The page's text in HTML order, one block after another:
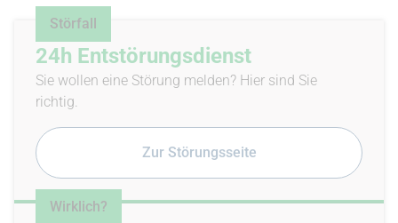
Störfall
24h Entstörungsdienst
Sie wollen eine Störung melden? Hier sind Sie
richtig.
Zur Störungsseite
Wirklich?